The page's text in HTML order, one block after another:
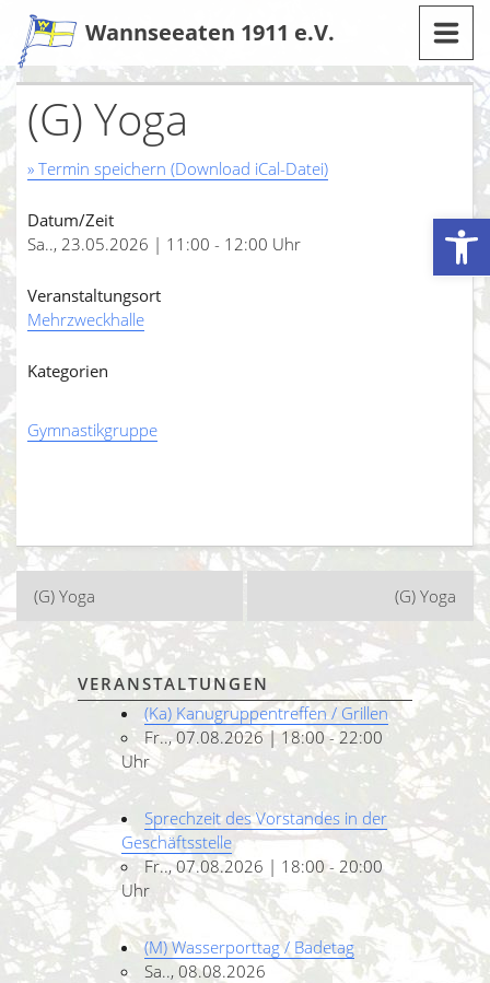
Werkzeugleiste öffnen
Zum
Inhalt
Wannseeaten 1911 e.V.
(G) Yoga
» Termin speichern (Download iCal-Datei)
Datum/Zeit
Sa.., 23.05.2026 | 11:00 - 12:00 Uhr
Veranstaltungsort
Mehrzweckhalle
Kategorien
Gymnastikgruppe
Beitragsnavigation
(G) Yoga (G) Yoga
VERANSTALTUNGEN
(Ka) Kanugruppentreffen / Grillen
Fr.., 07.08.2026 | 18:00 - 22:00
Uhr
Sprechzeit des Vorstandes in der
Geschäftsstelle
Fr.., 07.08.2026 | 18:00 - 20:00
Uhr
(M) Wasserporttag / Badetag
Sa.., 08.08.2026